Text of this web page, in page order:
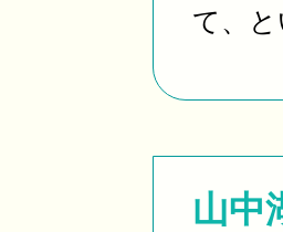
て、
山中